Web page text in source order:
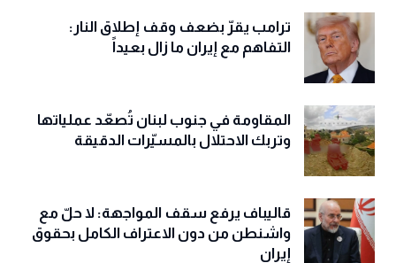
ترامب يقرّ بضعف وقف إطلاق النار:
التفاهم مع إيران ما زال بعيداً
المقاومة في جنوب لبنان تُصعّد عملياتها
وتربك الاحتلال بالمسيّرات الدقيقة
قاليباف يرفع سقف المواجهة: لا حلّ مع
واشنطن من دون الاعتراف الكامل بحقوق
إيران